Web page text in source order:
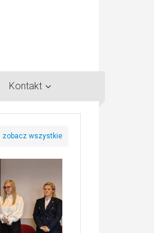
Kontakt